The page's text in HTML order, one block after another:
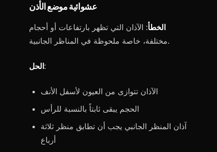
عشوائية موضع الأذن
الخطأ: الآذان التي تظهر بارتفاعات أو أحجام
مختلفة، خاصة ملحوظة في المناظر الجانبية.
الحل:
الآذان تتوازى من العيون لأسفل الأنف
الحجم يبقى ثابتاً بالنسبة للرأس
آذان المنظر الجانبي يجب أن تطابق منظر ثلاثة
أرباع